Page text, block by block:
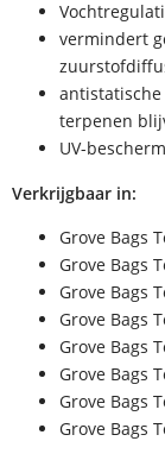
vermindert
terpenen
UV-
Verkrijgbaar in:
Grove Bags
Grove Bags
Grove Bags
Grove Bags
Grove Bags
Grove Bags
Grove Bags
Grove Bags